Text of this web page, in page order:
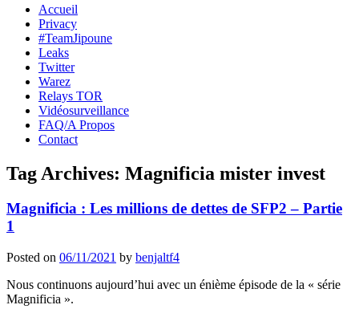
Skip
content
Accueil
Privacy
#TeamJipoune
Leaks
Twitter
Warez
Relays TOR
Vidéosurveillance
FAQ/A Propos
Contact
Tag Archives: Magnificia mister invest
Magnificia : Les millions de dettes de SFP2 – Partie
1
Posted on 06/11/2021 by benjaltf4
Nous continuons aujourd’hui avec un énième épisode de la « série
Magnificia ».